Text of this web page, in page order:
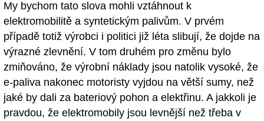
My bychom tato slova mohli vztáhnout k
elektromobilitě a syntetickým palivům. V prvém
případě totiž výrobci i politici již léta slibují, že dojde na
výrazné zlevnění. V tom druhém pro změnu bylo
zmiňováno, že výrobní náklady jsou natolik vysoké, že
e-paliva nakonec motoristy vyjdou na větší sumy, než
jaké by dali za bateriový pohon a elektřinu. A jakkoli je
pravdou, že elektromobily jsou levnější než třeba v